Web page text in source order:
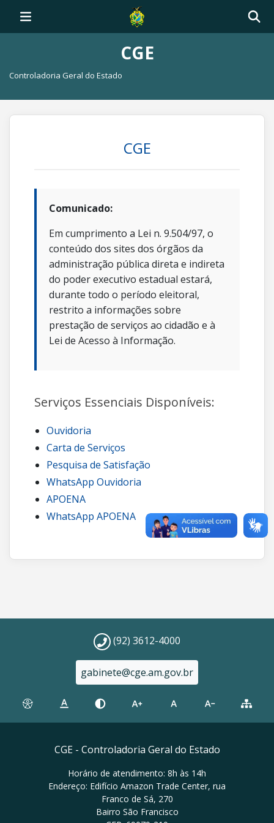
CGE
Controladoria Geral do Estado
CGE
Comunicado:
Em cumprimento a Lei n. 9.504/97, o
conteúdo dos sites dos órgãos da
administração pública direta e indireta
do poder executivo estadual estará,
durante todo o período eleitoral,
restrito a informações sobre
prestação de serviços ao cidadão e à
Lei de Acesso à Informação.
Serviços Essenciais Disponíveis:
Ouvidoria
Carta de Serviços
Pesquisa de Satisfação
WhatsApp Ouvidoria
APOENA
WhatsApp APOENA
(92) 3612-4000
gabinete@cge.am.gov.br
CGE - Controladoria Geral do Estado
Horário de atendimento: 8h às 14h
Endereço: Edifício Amazon Trade Center, rua
Franco de Sá, 270
Bairro São Francisco